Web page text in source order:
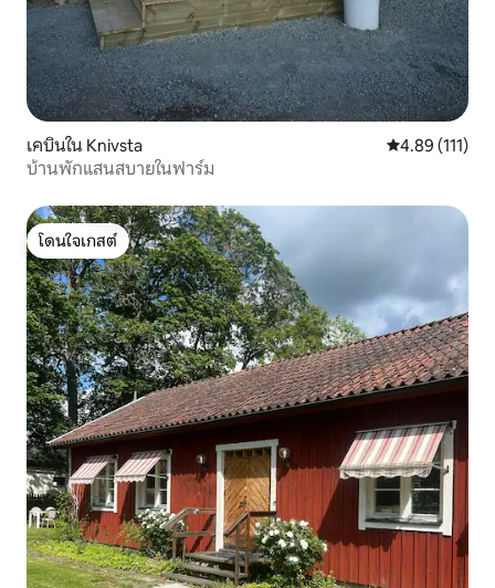
เคบินใน Knivsta คะแนนเฉลี่ย
4.89 (111)
บ้านพักแสนสบายในฟาร์ม
โดนใจเกสต์
โดนใจเกสต์